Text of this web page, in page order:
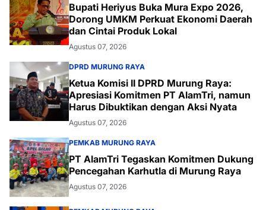
Bupati Heriyus Buka Mura Expo 2026,
Dorong UMKM Perkuat Ekonomi Daerah
dan Cintai Produk Lokal
Agustus 07, 2026
DPRD MURUNG RAYA
Ketua Komisi II DPRD Murung Raya:
Apresiasi Komitmen PT AlamTri, namun
Harus Dibuktikan dengan Aksi Nyata
Agustus 07, 2026
PEMKAB MURUNG RAYA
PT AlamTri Tegaskan Komitmen Dukung
Pencegahan Karhutla di Murung Raya
Agustus 07, 2026